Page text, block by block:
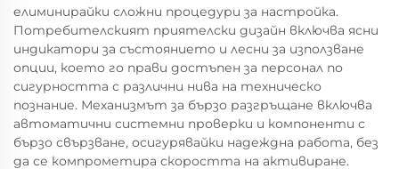
елиминирайки сложни процедури за настройка.
Потребителският приятелски дизайн включва ясни
индикатори за състоянието и лесни за използване
опции, което го прави достъпен за персонал по
сигурността с различни нива на техническо
познание. Механизмът за бързо разгръщане включва
автоматични системни проверки и компоненти с
бързо свързване, осигурявайки надеждна работа, без
да се компрометира скоростта на активиране.